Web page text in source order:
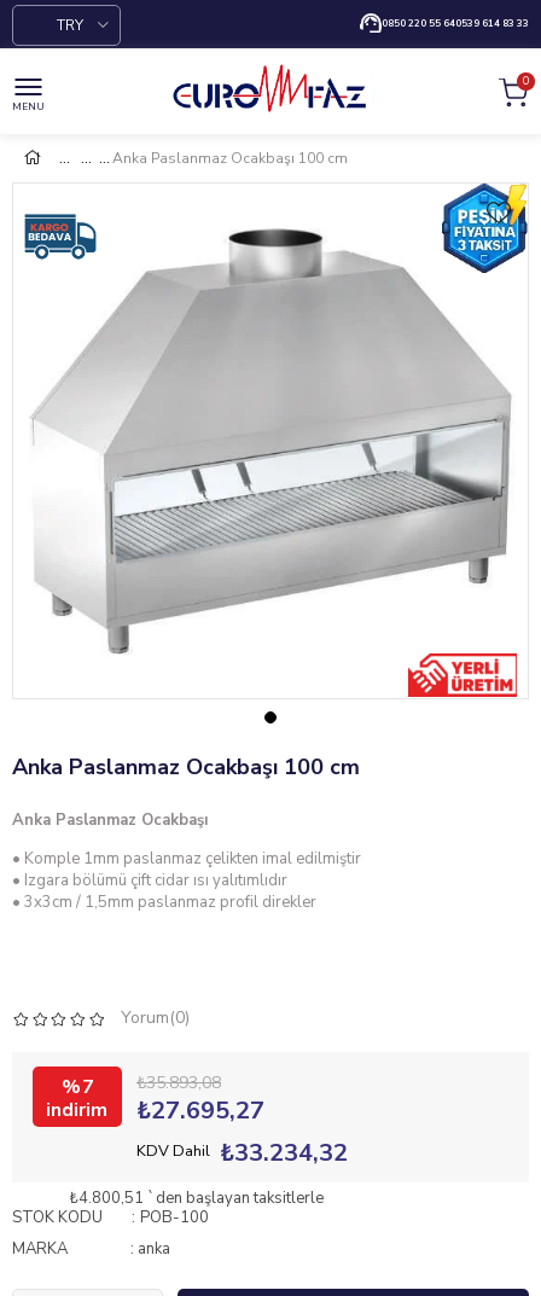
0850 220 55 640539 614 83 33
TRY
MENU
0
Anka Paslanmaz Ocakbaşı 100 cm
Anka Paslanmaz Ocakbaşı 100 cm
Anka Paslanmaz Ocakbaşı
• Komple 1mm paslanmaz çelikten imal edilmiştir
• Izgara bölümü çift cidar ısı yalıtımlıdır
• 3x3cm / 1,5mm paslanmaz profil direkler
Yorum(0)
7 ₺35.893,08
₺27.695,27
KDV Dahil ₺33.234,32
₺4.800,51 `den başlayan taksitlerle
STOK KODU
POB-100
MARKA
: anka